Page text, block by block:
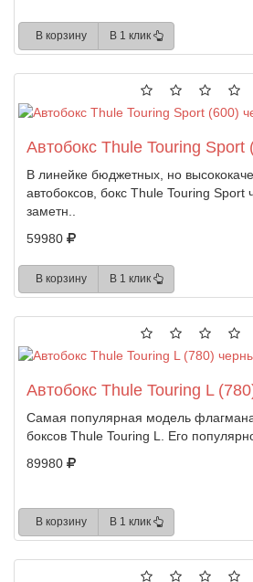
В корзину В 1 клик
Автобокс Thule Touring Sport
В линейке бюджетных, но
автобоксов, бокс Thule Touring Sport
заметн..
59980
В корзину В 1 клик
Автобокс Thule Touring L
Самая популярная модель
боксов Thule Touring L. Его
89980
В корзину В 1 клик